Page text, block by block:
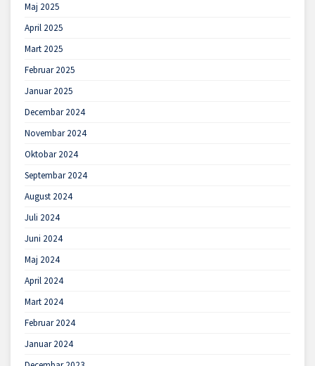
Maj 2025
April 2025
Mart 2025
Februar 2025
Januar 2025
Decembar 2024
Novembar 2024
Oktobar 2024
Septembar 2024
August 2024
Juli 2024
Juni 2024
Maj 2024
April 2024
Mart 2024
Februar 2024
Januar 2024